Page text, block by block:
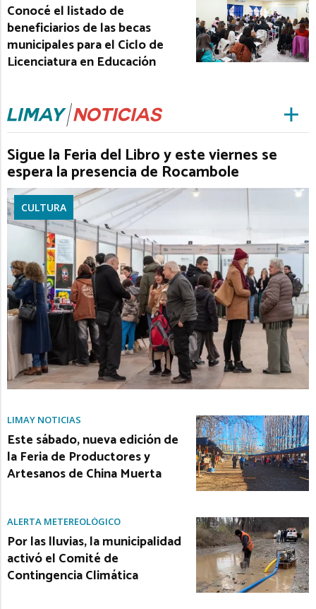
Conocé el listado de
beneficiarios de las becas
municipales para el Ciclo de
Licenciatura en Educación
Sigue la Feria del Libro y este viernes se
espera la presencia de Rocambole
CULTURA
LIMAY NOTICIAS
Este sábado, nueva edición de
la Feria de Productores y
Artesanos de China Muerta
ALERTA METEREOLÓGICO
Por las lluvias, la municipalidad
activó el Comité de
Contingencia Climática